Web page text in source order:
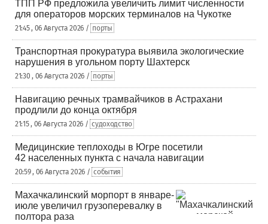
ТПП РФ предложила увеличить лимит численности
для операторов морских терминалов на Чукотке
21:45 , 06 Августа 2026 / порты
Транспортная прокуратура выявила экологические
нарушения в угольном порту Шахтерск
21:30 , 06 Августа 2026 / порты
Навигацию речных трамвайчиков в Астрахани
продлили до конца октября
21:15 , 06 Августа 2026 / судоходство
Медицинские теплоходы в Югре посетили
42 населенных пункта с начала навигации
20:59 , 06 Августа 2026 / события
Махачкалинский морпорт в январе-
июле увеличил грузоперевалку в
полтора раза